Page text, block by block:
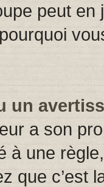
peut en
un
a son
à une
que c’est